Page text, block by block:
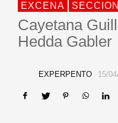
EXCENA
Cayetana
Hedda Gabler
EXPERPENTO 15/